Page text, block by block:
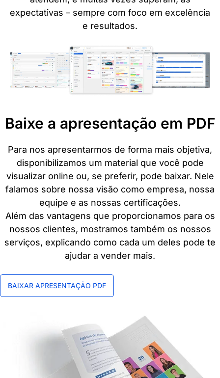
expectativas – sempre com foco em excelência
e resultados.
Baixe a apresentação em PDF
Para nos apresentarmos de forma mais objetiva,
disponibilizamos um material que você pode
visualizar online ou, se preferir, pode baixar. Nele
falamos sobre nossa visão como empresa, nossa
equipe e as nossas certificações.
Além das vantagens que proporcionamos para os
nossos clientes, mostramos também os nossos
serviços, explicando como cada um deles pode te
ajudar a vender mais.
BAIXAR APRESENTAÇÃO PDF